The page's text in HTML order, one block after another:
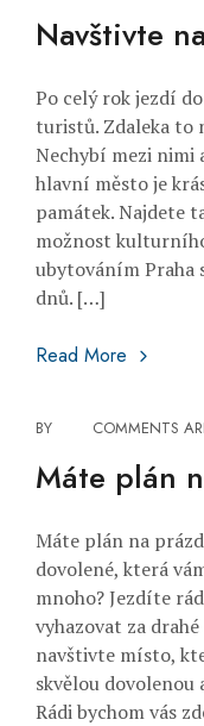
Navštivte
Po celý rok jezdí
turistů. Zdaleka to
Nechybí mezi nimi
hlavní město je
památek. Najdete
možnost
ubytováním Praha
dnů. […]
Navštivte naše hlavní
Read More
BY COMMENTS
Máte plán
Máte plán na
dovolené, která
mnoho? Jezdíte
vyhazovat za
navštivte místo,
skvělou
Rádi bychom vás